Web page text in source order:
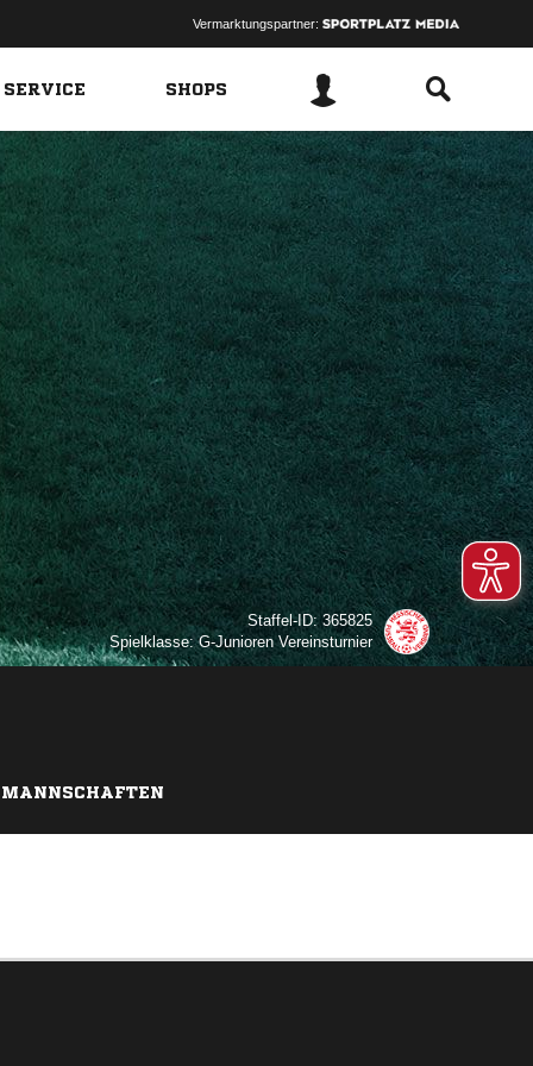
Vermarktungspartner:
SHOPS
Staffel-ID: 365825
Spielklasse: G-Junioren Vereinsturnier
MANNSCHAFTEN